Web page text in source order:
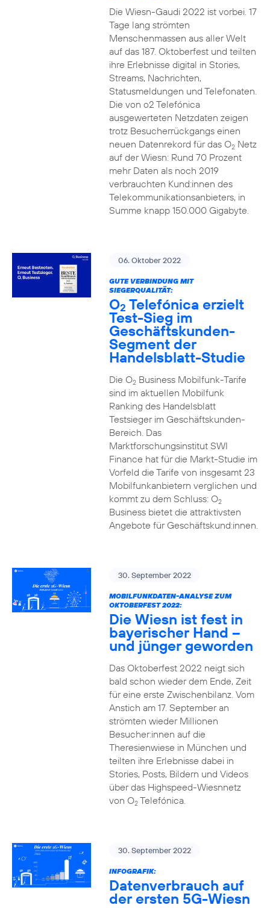
Die Wiesn-Gaudi 2022 ist vorbei. 17
Tage lang strömten
Menschenmassen aus aller Welt
auf das 187. Oktoberfest und teilten
ihre Erlebnisse digital in Stories,
Streams, Nachrichten,
Statusmeldungen und Telefonaten.
Die von o2 Telefónica
ausgewerteten Netzdaten zeigen
trotz Besucherrückgangs einen
neuen Datenrekord für das O2Netz
auf der Wiesn: Rund 70 Prozent
mehr Daten als noch 2019
verbrauchten Kund:innen des
Telekommunikationsanbieters, in
Summe knapp 150.000 Gigabyte.
06. Oktober 2022
GUTE VERBINDUNG MIT
SIEGERQUALITÄT:
O2 Telefónica erzielt
Test-Sieg im
Geschäftskunden-
Segment der
Handelsblatt-Studie
Die O2Business Mobilfunk-Tarife
sind im aktuellen Mobilfunk
Ranking des Handelsblatt
Testsieger im Geschäftskunden-
Bereich. Das
Marktforschungsinstitut SWI
Finance hat für die Markt-Studie im
Vorfeld die Tarife von insgesamt 23
Mobilfunkanbietern verglichen und
kommt zu dem Schluss: O2
Business bietet die attraktivsten
Angebote für Geschäftskund:innen.
30. September 2022
MOBILFUNKDATEN-ANALYSE ZUM
OKTOBERFEST 2022:
Die Wiesn ist fest in
bayerischer Hand –
und jünger geworden
Das Oktoberfest 2022 neigt sich
bald schon wieder dem Ende, Zeit
für eine erste Zwischenbilanz. Vom
Anstich am 17. September an
strömten wieder Millionen
Besucher:innen auf die
Theresienwiese in München und
teilten ihre Erlebnisse dabei in
Stories, Posts, Bildern und Videos
über das Highspeed-Wiesnnetz
von O2Telefónica.
30. September 2022
INFOGRAFIK:
Datenverbrauch auf
der ersten 5G-Wiesn